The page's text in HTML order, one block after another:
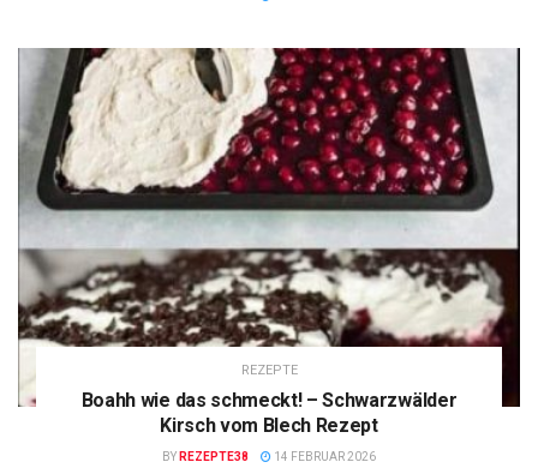
REZEPTE
Boahh wie das schmeckt! – Schwarzwälder
Kirsch vom Blech Rezept
BY REZEPTE38 14 FEBRUAR 2026